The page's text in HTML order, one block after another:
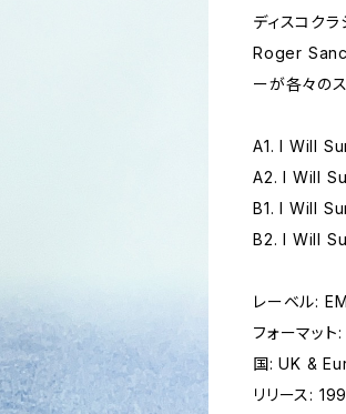
ディスコク
Roger
ーが各々の
A1. I Will
A2. I Will
B1. I Will
B2. I Will
レーベル:
フォーマッ
国: UK &
リリース: